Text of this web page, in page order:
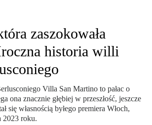
zaszokowała
historia willi
Villa San Martino to pałac o
ona znacznie głębiej w przeszłość, jeszcze
się własnością byłego premiera Włoch,
2023 roku.